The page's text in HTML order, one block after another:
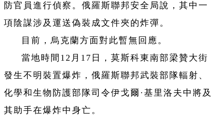
防官員進行偵察。俄羅斯聯邦安全局說，其中一
項陰謀涉及運送偽裝成文件夾的炸彈。
目前，烏克蘭方面對此暫無回應。
當地時間12月17日，莫斯科東南部梁贊大街
發生不明裝置爆炸，俄羅斯聯邦武裝部隊輻射、
化學和生物防護部隊司令伊戈爾·基里洛夫中將及
其助手在爆炸中身亡。